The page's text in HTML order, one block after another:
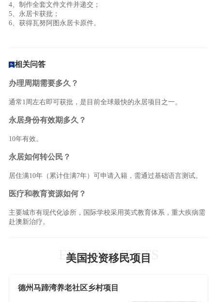
4、制作全套文件文件并递交；
5、永居卡获批；
6、获得瓦努阿图永居卡原件。
相关问答
办理周期需要多久？
通常1周左右即可获批，是目前全球最快的永居项目之一。
永居身份有效期多久？
10年有效。
永居如何转公民？
居住满10年（累计住满7年）可申请入籍，需通过基础语言测试。
医疗和教育资源如何？
主要城市有现代化诊所，国际学校采用英式教育体系，重大疾病需
赴澳新治疗。
EB-5 PROJECTS
美国投资移民项目
德州马蹄湾养老社区乡村项目